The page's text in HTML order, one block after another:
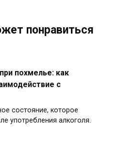
понравиться
похмелье: как
с
состояние, которое
употребления алкоголя.